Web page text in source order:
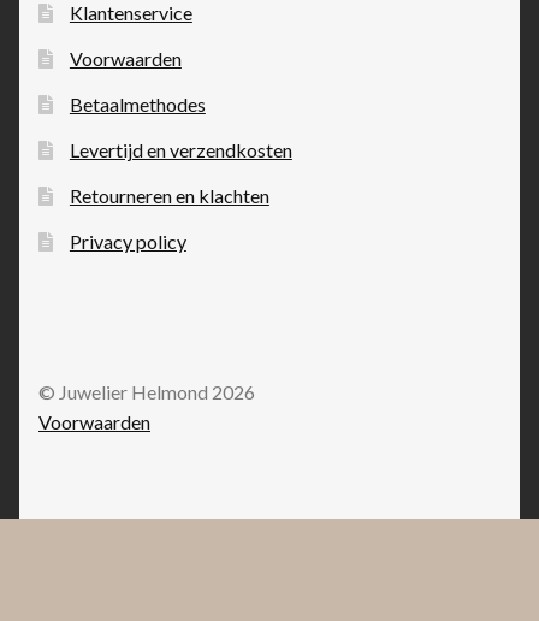
Klantenservice
Voorwaarden
Betaalmethodes
Levertijd en verzendkosten
Retourneren en klachten
Privacy policy
© Juwelier Helmond 2026
Voorwaarden